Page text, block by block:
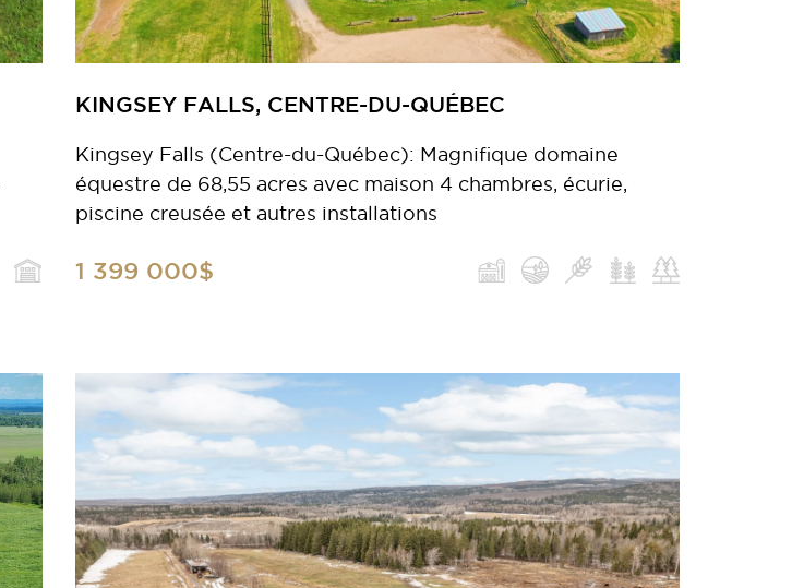
KINGSEY FALLS, CENTRE-DU-QUÉBEC
Kingsey Falls (Centre-du-Québec): Magnifique domaine
équestre de 68,55 acres avec maison 4 chambres, écurie,
piscine creusée et autres installations
1 399 000$